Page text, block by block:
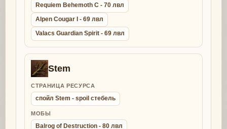
Requiem Behemoth C - 70 лвл
Alpen Cougar I - 69 лвл
Valacs Guardian Spirit - 69 лвл
Stem
СТРАНИЦА РЕСУРСА
спойл Stem - spoil стебель
МОБЫ
Balrog of Destruction - 80 лвл